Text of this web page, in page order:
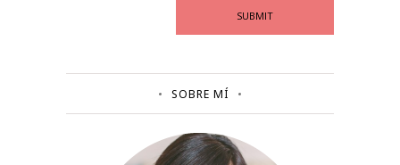
SOBRE MÍ